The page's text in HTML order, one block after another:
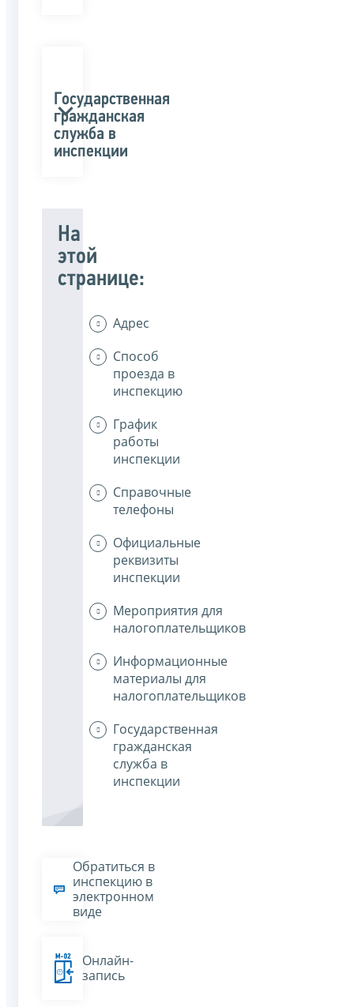
Государственная
гражданская
служба в
инспекции
На
этой
странице:
Адрес
Способ
проезда в
инспекцию
График
работы
инспекции
Справочные
телефоны
Официальные
реквизиты
инспекции
Мероприятия для
налогоплательщиков
Информационные
материалы для
налогоплательщиков
Государственная
гражданская
служба в
инспекции
Обратиться в
инспекцию в
электронном
виде
Онлайн-
запись